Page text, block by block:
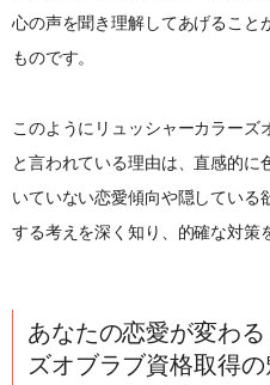
心の声を聞き理解してあげること
ものです。
このようにリュッシャーカラーズ
と言われている理由は、直感的に
いていない恋愛傾向や隠している
する考えを深く知り、的確な対策
あなたの恋愛が変わ
ズオブラブ資格取得の